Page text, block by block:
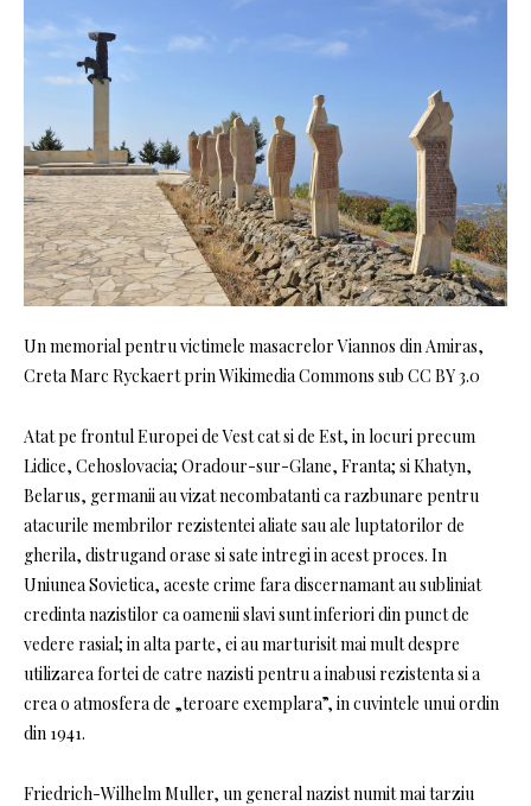
Un memorial pentru victimele masacrelor Viannos din Amiras,
Creta Marc Ryckaert prin Wikimedia Commons sub CC BY 3.0
Atat pe frontul Europei de Vest cat si de Est, in locuri precum
Lidice, Cehoslovacia; Oradour-sur-Glane, Franta; si Khatyn,
Belarus, germanii au vizat necombatanti ca razbunare pentru
atacurile membrilor rezistentei aliate sau ale luptatorilor de
gherila, distrugand orase si sate intregi in acest proces. In
Uniunea Sovietica, aceste crime fara discernamant au subliniat
credinta nazistilor ca oamenii slavi sunt inferiori din punct de
vedere rasial; in alta parte, ei au marturisit mai mult despre
utilizarea fortei de catre nazisti pentru a inabusi rezistenta si a
crea o atmosfera de „teroare exemplara”, in cuvintele unui ordin
din 1941.
Friedrich-Wilhelm Muller, un general nazist numit mai tarziu